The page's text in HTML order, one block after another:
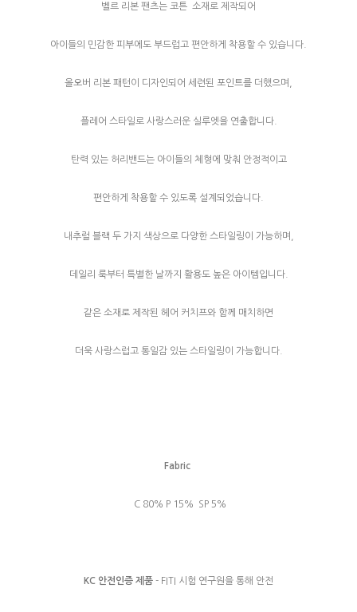
벨르 리본 팬츠는 코튼 소재로 제작되어
아이들의 민감한 피부에도 부드럽고 편안하게 착용할 수 있습니다.
올오버 리본 패턴이 디자인되어 세련된 포인트를 더했으며,
플레어 스타일로 사랑스러운 실루엣을 연출합니다.
탄력 있는 허리밴드는 아이들의 체형에 맞춰 안정적이고
편안하게 착용할 수 있도록 설계되었습니다.
내추럴 블랙 두 가지 색상으로 다양한 스타일링이 가능하며,
데일리 룩부터 특별한 날까지 활용도 높은 아이템입니다.
같은 소재로 제작된 헤어 커치프와 함께 매치하면
더욱 사랑스럽고 통일감 있는 스타일링이 가능합니다.
Fabric
C 80% P 15% SP 5%
KC 안전인증 제품 - FITI 시험 연구원을 통해 안전